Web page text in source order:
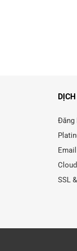
Đăng
SSL